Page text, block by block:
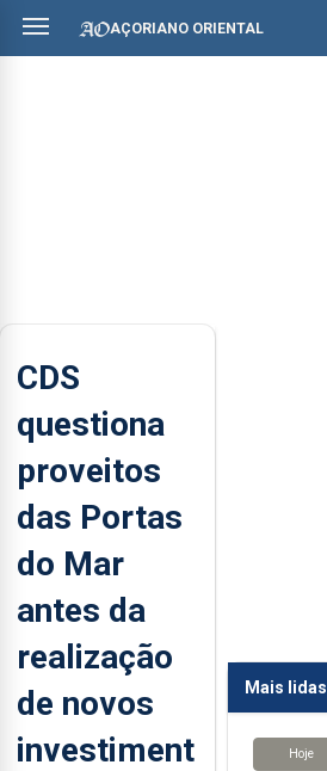
AÇORIANO ORIENTAL
CDS
questiona
proveitos
das Portas
do Mar
antes da
realização
de novos
investiment
Mais lidas
Hoje